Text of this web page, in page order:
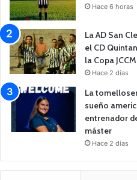
Hace 6 horas
La AD San
el CD
la Copa JCCM
Hace 2 días
La
sueño
entrenador
máster
Hace 2 días